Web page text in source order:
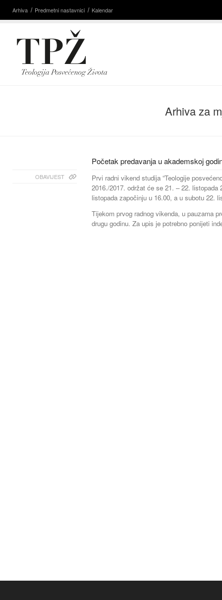
Arhiva Predmetni nastavnici Kalendar
Arhiva za
Početak predavanja u akademskoj
OBAVIJEST
Prvi radni vikend studija “Teologije
2016./2017. održat će se 21. – 22. listopada
listopada započinju u 16.00, a u subotu 22.
Tijekom prvog radnog vikenda, u pauzama
drugu godinu. Za upis je potrebno ponijeti